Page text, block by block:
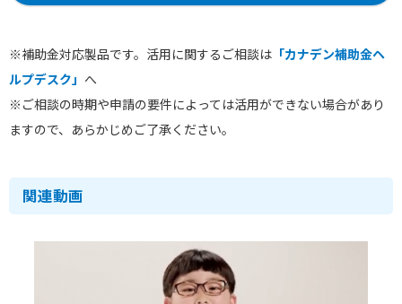
※補助金対応製品です。活用に関するご相談は 「カナデン補助金ヘ
ルプデスク」 へ
※ご相談の時期や申請の要件によっては活用ができない場合があり
ますので、あらかじめご了承ください。
関連動画